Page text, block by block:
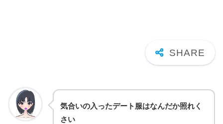
気合いの入ったデート服はなんだか照れく
さい